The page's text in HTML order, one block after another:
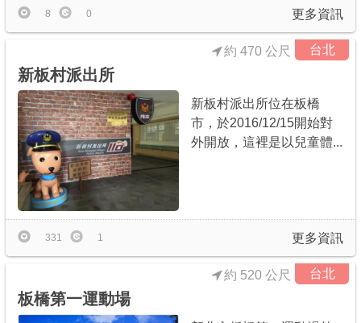
更多資訊
8 0
台北
新板村派出所
約 470 公尺
新板村派出所位在板橋
市，於2016/12/15開始對
外開放，這裡是以兒童體...
更多資訊
331 1
台北
板橋第一運動場
約 520 公尺